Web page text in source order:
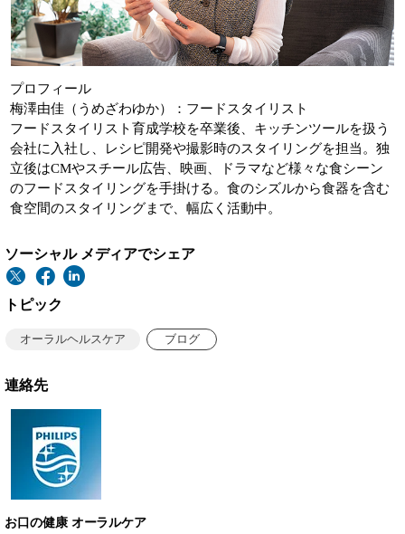
プロフィール
梅澤由佳（うめざわゆか）：フードスタイリスト
フードスタイリスト育成学校を卒業後、キッチンツールを扱う
会社に入社し、レシピ開発や撮影時のスタイリングを担当。独
立後はCMやスチール広告、映画、ドラマなど様々な食シーン
のフードスタイリングを手掛ける。食のシズルから食器を含む
食空間のスタイリングまで、幅広く活動中。
ソーシャル メディアでシェア
トピック
オーラルヘルスケア ブログ
連絡先
お口の健康 オーラルケア